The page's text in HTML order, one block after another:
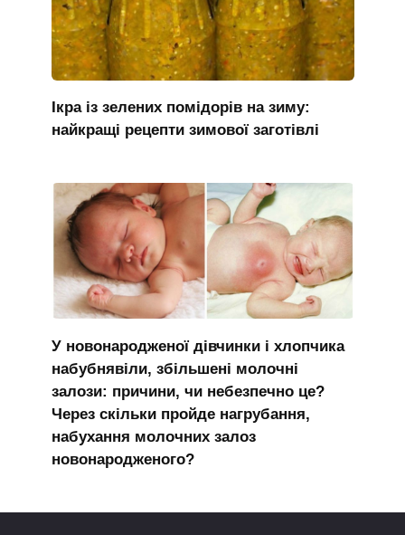
Ікра із зелених помідорів на зиму:
найкращі рецепти зимової заготівлі
У новонародженої дівчинки і хлопчика
набубнявіли, збільшені молочні
залози: причини, чи небезпечно це?
Через скільки пройде нагрубання,
набухання молочних залоз
новонародженого?